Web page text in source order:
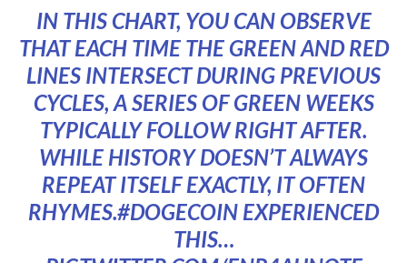
IN THIS CHART, YOU CAN OBSERVE
THAT EACH TIME THE GREEN AND RED
LINES INTERSECT DURING PREVIOUS
CYCLES, A SERIES OF GREEN WEEKS
TYPICALLY FOLLOW RIGHT AFTER.
WHILE HISTORY DOESN’T ALWAYS
REPEAT ITSELF EXACTLY, IT OFTEN
RHYMES.#DOGECOIN EXPERIENCED
THIS…